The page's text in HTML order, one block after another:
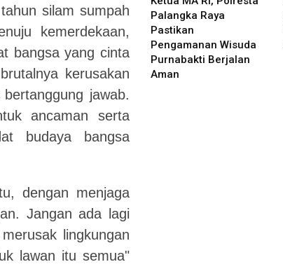
silam sumpah
kemerdekaan,
bangsa yang cinta
kerusakan
jawab.
ancaman serta
budaya bangsa
dengan menjaga
Jangan ada lagi
lingkungan
lawan itu semua"
Palangka Raya
Pastikan
Pengamanan Wisuda
Purnabakti Berjalan
Aman